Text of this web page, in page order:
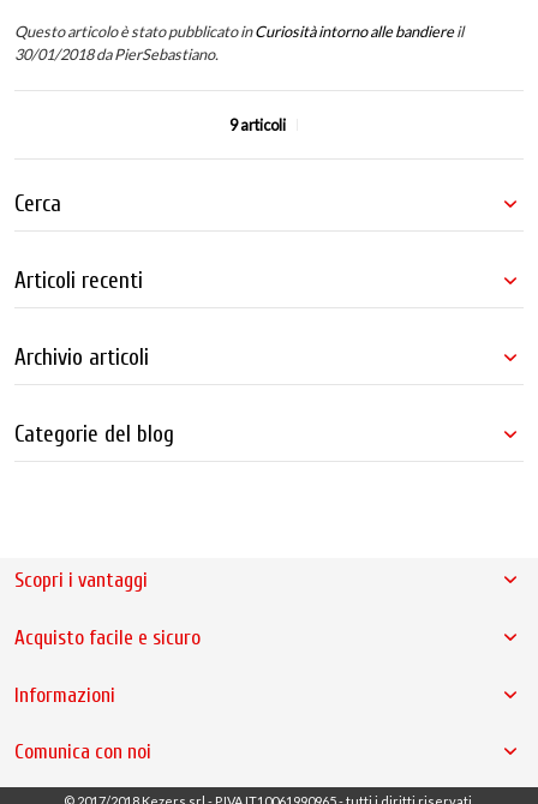
Questo articolo è stato pubblicato inCuriosità intorno alle bandiereil
30/01/2018da PierSebastiano.
9 articoli
Cerca
Articoli recenti
Archivio articoli
Categorie del blog
Scopri i vantaggi
Acquisto facile e sicuro
Informazioni
Comunica con noi